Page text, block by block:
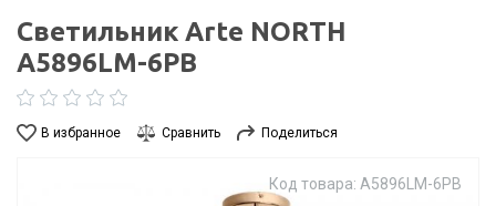
Светильник Arte NORTH
A5896LM-6PB
В избранное Сравнить Поделиться
Код товара: A5896LM-6PB